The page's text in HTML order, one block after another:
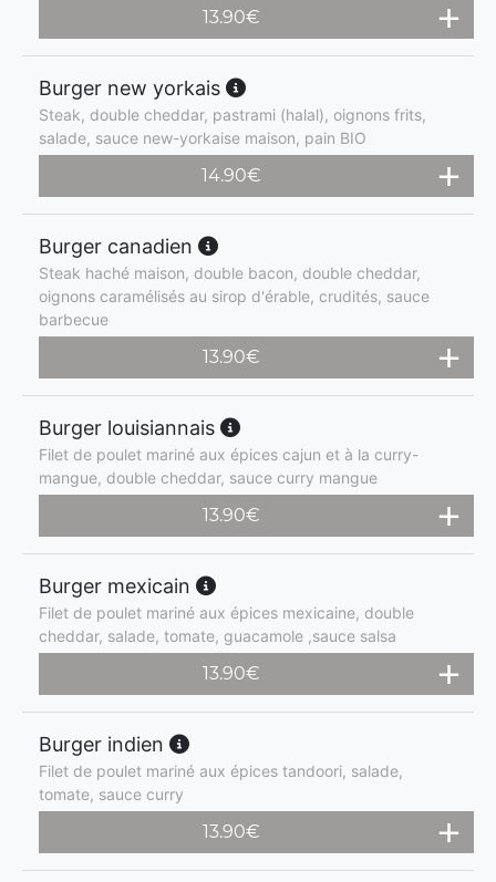
13.90€
Burger new yorkais
Steak, double cheddar, pastrami (halal), oignons frits,
salade, sauce new-yorkaise maison, pain BIO
14.90€
Burger canadien
Steak haché maison, double bacon, double cheddar,
oignons caramélisés au sirop d'érable, crudités, sauce
barbecue
13.90€
Burger louisiannais
Filet de poulet mariné aux épices cajun et à la curry-
mangue, double cheddar, sauce curry mangue
13.90€
Burger mexicain
Filet de poulet mariné aux épices mexicaine, double
cheddar, salade, tomate, guacamole ,sauce salsa
13.90€
Burger indien
Filet de poulet mariné aux épices tandoori, salade,
tomate, sauce curry
13.90€